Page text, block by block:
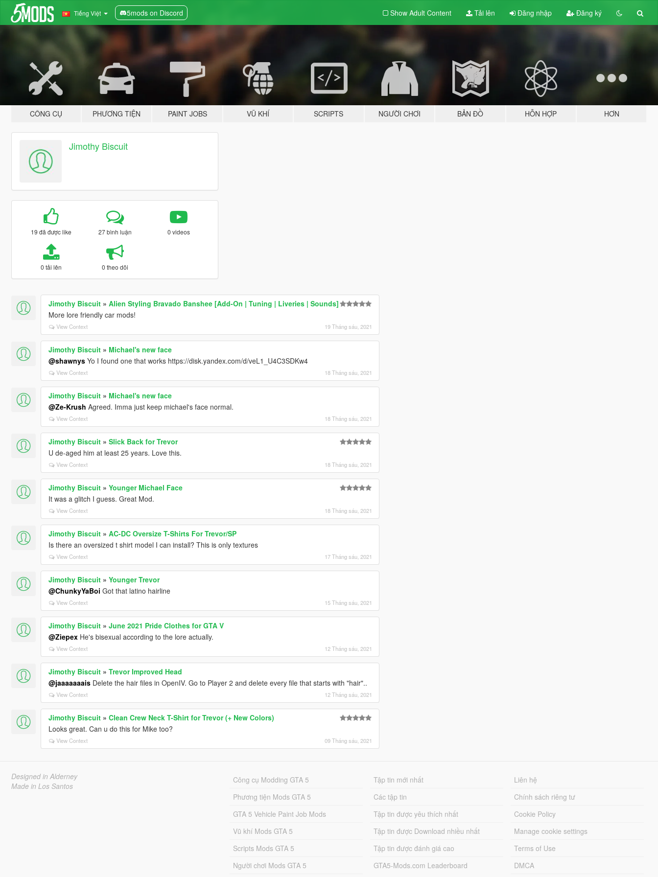
Tiếng Việt 5mods on Discord Show Adult Content Tải lên Đăng nhập Đăng ký
CÔNG CỤ PHƯƠNG TIỆN PAINT JOBS VŨ KHÍ SCRIPTS NGƯỜI CHƠI BẢN ĐỒ HỖN HỢP HƠN
Jimothy Biscuit
19 đã được like 27 bình luận 0 videos
0 tải lên 0 theo dõi
Jimothy Biscuit» Alien Styling Bravado Banshee [Add-On | Tuning | Liveries | Sounds]
More lore friendly car mods!
View Context 19 Tháng sáu, 2021
Jimothy Biscuit» Michael's new face
@shawnysYo I found one that works https://disk.yandex.com/d/veL1_U4C3SDKw4
View Context 18 Tháng sáu, 2021
Jimothy Biscuit» Michael's new face
@Ze-Krush Agreed. Imma just keep michael's face normal.
View Context 18 Tháng sáu, 2021
Jimothy Biscuit» Slick Back for Trevor
U de-aged him at least 25 years. Love this.
View Context 18 Tháng sáu, 2021
Jimothy Biscuit» Younger Michael Face
It was a glitch I guess. Great Mod.
View Context 18 Tháng sáu, 2021
Jimothy Biscuit» AC-DC Oversize T-Shirts For Trevor/SP
Is there an oversized t shirt model I can install? This is only textures
View Context 17 Tháng sáu, 2021
Jimothy Biscuit» Younger Trevor
@ChunkyYaBoi Got that latino hairline
View Context 15 Tháng sáu, 2021
Jimothy Biscuit» June 2021 Pride Clothes for GTA V
@ZiepexHe's bisexual according to the lore actually.
View Context 12 Tháng sáu, 2021
Jimothy Biscuit» Trevor Improved Head
@jaaaaaaaisDelete the hair files in OpenIV. Go to Player 2 and delete every file that starts with "hair"..
View Context 12 Tháng sáu, 2021
Jimothy Biscuit» Clean Crew Neck T-Shirt for Trevor (+ New Colors)
Looks great. Can u do this for Mike too?
View Context 09 Tháng sáu, 2021
Designed in Alderney
Made in Los Santos
Công cụ Modding GTA 5
Phương tiện Mods GTA 5
GTA 5 Vehicle Paint Job Mods
Vũ khí Mods GTA 5
Scripts Mods GTA 5
Người chơi Mods GTA 5
Tập tin mới nhất
Các tập tin
Tập tin được yêu thích nhất
Tập tin được Download nhiều nhất
Tập tin được đánh giá cao
GTA5-Mods.com Leaderboard
Liên hệ
Chính sách riêng tư
Cookie Policy
Manage cookie settings
Terms of Use
DMCA